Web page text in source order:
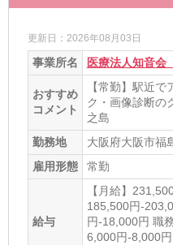
庄内(大阪)
更新日：2026年08月03日
事業所名 医療法人知音
おすすめ
コメント
【常勤】駅近
ク・画像診断の
之島
勤務地
大阪府大阪市福
雇用形態
常勤
給与
【月給】
185,500円-
円-18,000円
6,000円-8,000